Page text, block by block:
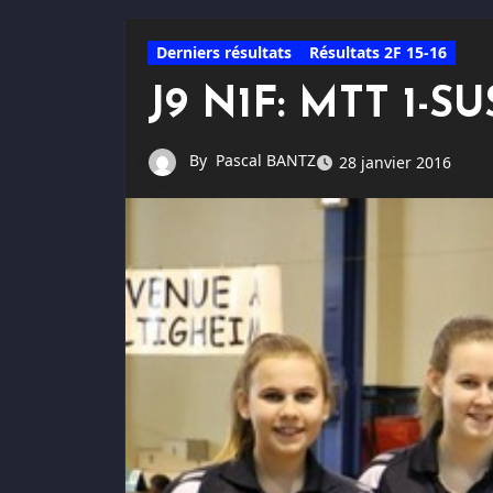
Derniers résultats Résultats 2F 15-16
J9 N1F: MTT 1-
By Pascal BANTZ 28 janvier 2016